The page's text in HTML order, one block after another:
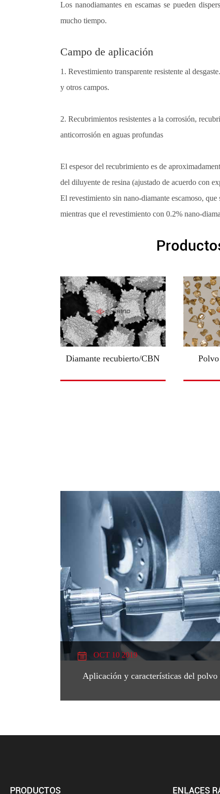
Los nanodiamantes en escamas se pueden
mucho tiempo.
Campo de aplicación
1. Revestimiento transparente resistente al
y otros campos.
2. Recubrimientos resistentes a la corrosión,
anticorrosión en aguas profundas
El espesor del recubrimiento es de
del diluyente de resina (ajustado de acuerdo con
El revestimiento sin nano-diamante escamoso,
mientras que el revestimiento con 0.2% nano-
Diamante recubierto/CBN
OCT 10 2019
Aplicación y características del polvo
PRODUCTOS ENLACES